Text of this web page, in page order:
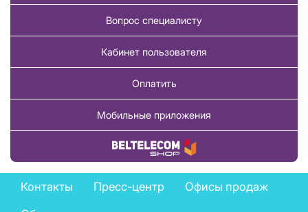
Вопрос специалисту
Кабинет пользователя
Оплатить
Мобильные приложения
Купить товар
Feedback
menu
Контакты Пресс-центр
Офисы продаж